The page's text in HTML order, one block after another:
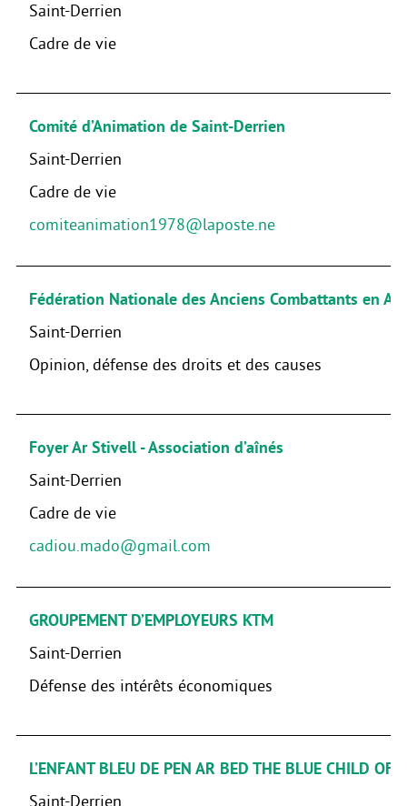
Saint-Derrien
Cadre de vie
Comité d’Animation de Saint-Derrien
Saint-Derrien
Cadre de vie
comiteanimation1978@laposte.ne
Fédération Nationale des Anciens Combattants en
Saint-Derrien
Opinion, défense des droits et des causes
Foyer Ar Stivell - Association d’aînés
Saint-Derrien
Cadre de vie
cadiou.mado@gmail.com
GROUPEMENT D’EMPLOYEURS KTM
Saint-Derrien
Défense des intérêts économiques
L’ENFANT BLEU DE PEN AR BED THE BLUE CHILD OF
Saint-Derrien